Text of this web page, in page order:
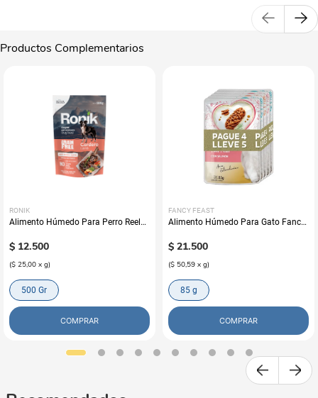
Productos Complementarios
RONIK
Alimento Húmedo Para Perro Reelds
$ 12.500
($ 25,00 x g)
500 Gr
COMPRAR
FANCY FEAST
Alimento Húmedo Para Gato Fancy
Lleve 5
$ 21.500
($ 50,59 x g)
85 g
COMPRAR